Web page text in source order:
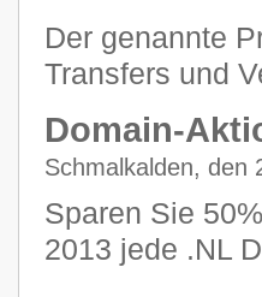
Der genannte
Transfers und
Domain-
Schmalkalden, den
Sparen Sie
2013 jede .NL